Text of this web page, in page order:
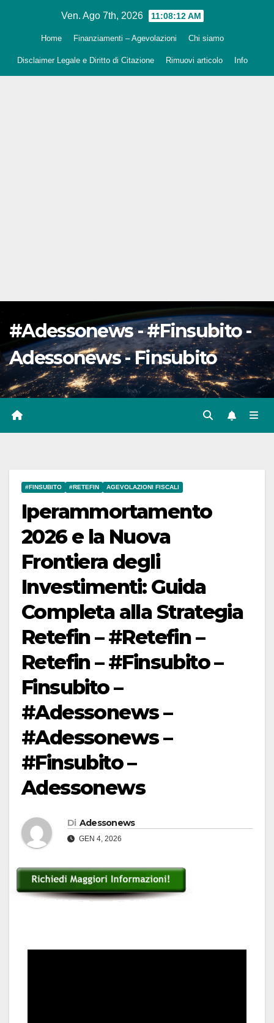
Ven. Ago 7th, 2026 11:08:13 AM
Home Finanziamenti – Agevolazioni Chi siamo
Disclaimer Legale e Diritto di Citazione Rimuovi articolo Info
#Adessonews - #Finsubito -
Adessonews - Finsubito
#FINSUBITO #RETEFIN AGEVOLAZIONI FISCALI
Iperammortamento
2026 e la Nuova
Frontiera degli
Investimenti: Guida
Completa alla Strategia
Retefin – #Retefin –
Retefin – #Finsubito –
Finsubito –
#Adessonews –
#Adessonews –
#Finsubito –
Adessonews
Di Adessonews
GEN 4, 2026